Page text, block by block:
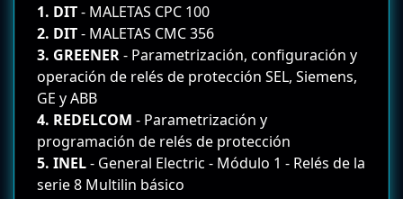
1. DIT- MALETAS CPC 100
2. DIT- MALETAS CMC 356
3. GREENER- Parametrización, configuración y
operación de relés de protección SEL, Siemens,
GE y ABB
4. REDELCOM - Parametrización y
programación de relés de protección
5. INEL- General Electric - Módulo 1 - Relés de la
serie 8 Multilin básico